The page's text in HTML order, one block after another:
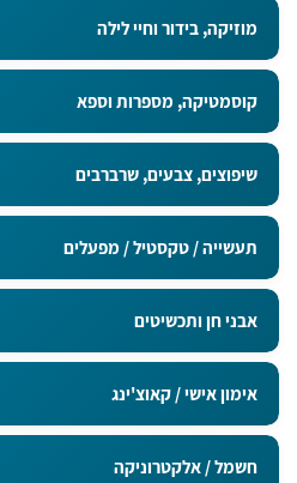
מוזיקה, בידור וחיי לילה
קוסמטיקה, מספרות וספא
שיפוצים, צבעים, שרברבים
תעשייה / טקסטיל / מפעלים
אבני חן ותכשיטים
אימון אישי / קאוצ'ינג
חשמל / אלקטרוניקה